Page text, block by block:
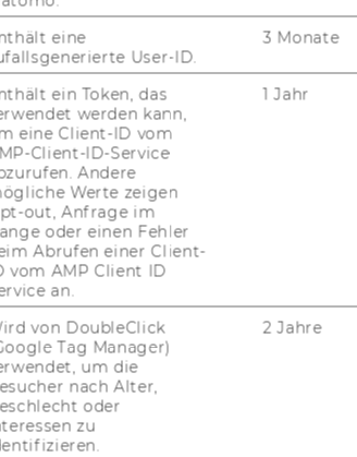
DER FORSCHUNG
DER
eine
User-ID.
3 Monate
ein Token, das
werden kann,
eine Client-ID vom
Client-ID-Service
Andere
Werte zeigen
out, Anfrage im
oder einen Fehler
Abrufen einer Client-
vom AMP Client ID
an.
1 Jahr
von DoubleClick
Tag Manager)
um die
nach Alter,
oder
zu
2 Jahre